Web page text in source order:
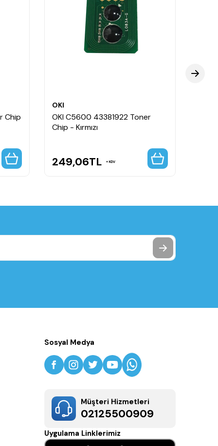
Chip
OKI
OKI C5600 43381922 Toner
Chip - Kırmızı
249,06TL KDV
Sosyal Medya
Müşteri Hizmetleri
02125500909
Uygulama Linklerimiz